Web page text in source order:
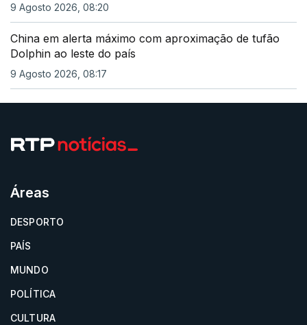
9 Agosto 2026, 08:20
China em alerta máximo com aproximação de tufão
Dolphin ao leste do país
9 Agosto 2026, 08:17
Áreas
DESPORTO
PAÍS
MUNDO
POLÍTICA
CULTURA